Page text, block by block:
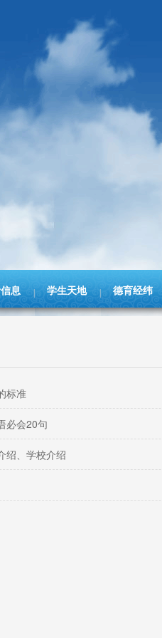
息 学生天地 德育经纬
标准
必会20句
绍、学校介绍